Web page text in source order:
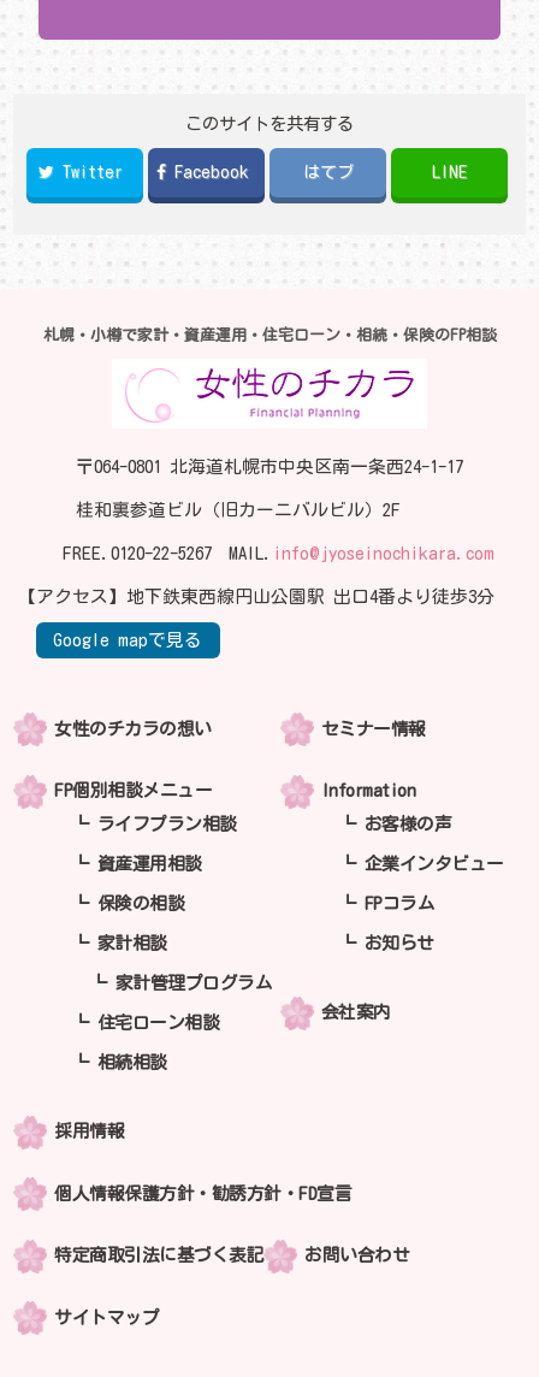
このサイトを共有する
Twitter Facebook はてブ LINE
札幌・小樽で家計・資産運用・住宅ローン・相続・保険のFP相談
〒064-0801 北海道札幌市中央区南一条西24-1-17
桂和裏参道ビル（旧カーニバルビル）2F
FREE. 0120-22-5267 MAIL. info@jyoseinochikara.com
【アクセス】地下鉄東西線円山公園駅 出口4番より徒歩3分
Google mapで見る
女性のチカラの想い
FP個別相談メニュー
ライフプラン相談
資産運用相談
保険の相談
家計相談
家計管理プログラム
住宅ローン相談
相続相談
セミナー情報
Information
お客様の声
企業インタビュー
FPコラム
お知らせ
会社案内
採用情報
個人情報保護方針・勧誘方針・FD宣言
特定商取引法に基づく表記 お問い合わせ
サイトマップ